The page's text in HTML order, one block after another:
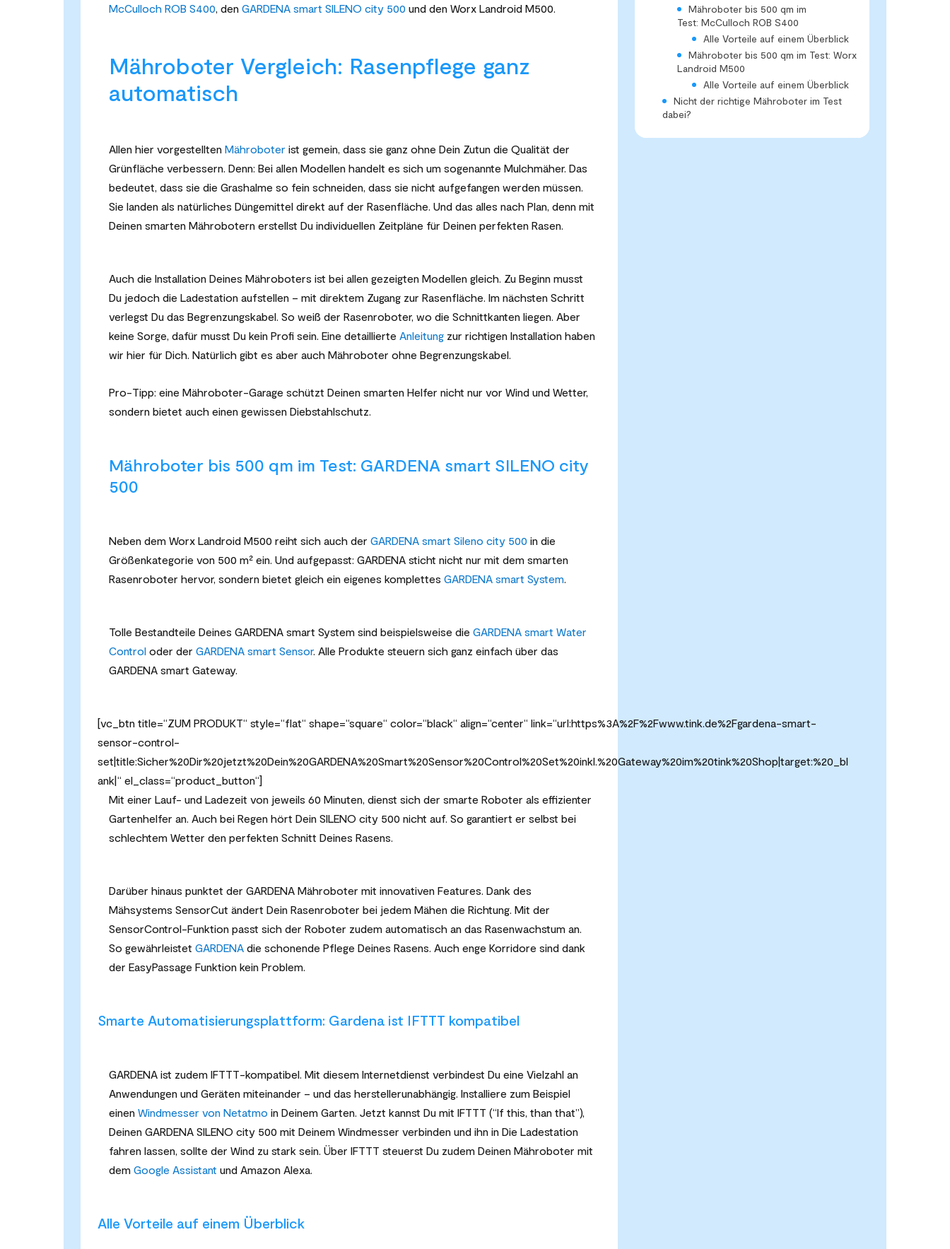
McCulloch ROB S400 , den GARDENA smart SILENO city 500 und den Worx Landroid M500.
Mähroboter Vergleich: Rasenpflege ganz
automatisch
Allen hier vorgestellten Mähroboter ist gemein, dass sie ganz ohne Dein Zutun die Qualität der
Grünfläche verbessern. Denn: Bei allen Modellen handelt es sich um sogenannte Mulchmäher. Das
bedeutet, dass sie die Grashalme so fein schneiden, dass sie nicht aufgefangen werden müssen.
Sie landen als natürliches Düngemittel direkt auf der Rasenfläche. Und das alles nach Plan, denn mit
Deinen smarten Mährobotern erstellst Du individuellen Zeitpläne für Deinen perfekten Rasen.
Auch die Installation Deines Mähroboters ist bei allen gezeigten Modellen gleich. Zu Beginn musst
Du jedoch die Ladestation aufstellen – mit direktem Zugang zur Rasenfläche. Im nächsten Schritt
verlegst Du das Begrenzungskabel. So weiß der Rasenroboter, wo die Schnittkanten liegen. Aber
keine Sorge, dafür musst Du kein Profi sein. Eine detaillierte Anleitung zur richtigen Installation haben
wir hier für Dich. Natürlich gibt es aber auch Mähroboter ohne Begrenzungskabel.
Pro-Tipp: eine Mähroboter-Garage schützt Deinen smarten Helfer nicht nur vor Wind und Wetter,
sondern bietet auch einen gewissen Diebstahlschutz.
Mähroboter bis 500 qm im Test: GARDENA smart SILENO city
500
Neben dem Worx Landroid M500 reiht sich auch der GARDENA smart Sileno city 500 in die
Größenkategorie von 500 m² ein. Und aufgepasst: GARDENA sticht nicht nur mit dem smarten
Rasenroboter hervor, sondern bietet gleich ein eigenes komplettes GARDENA smart System
Tolle Bestandteile Deines GARDENA smart System sind beispielsweise die GARDENA smart Water
Control oder der GARDENA smart Sensor. Alle Produkte steuern sich ganz einfach über das
GARDENA smart Gateway.
[vc_btn title=“ZUM PRODUKT“ style=“flat“ shape=“square“ color=“black“ align=“center“ link=“url:https%3A%2F%2Fwww.tink.de%2Fgardena-smart-
sensor-control-
set|title:Sicher%20Dir%20jetzt%20Dein%20GARDENA%20Smart%20Sensor%20Control%20Set%20inkl.%20Gateway%20im%20tink%20Shop|target:%20_bl
ank|“ el_class=“product_button“]
Mit einer Lauf- und Ladezeit von jeweils 60 Minuten, dienst sich der smarte Roboter als effizienter
Gartenhelfer an. Auch bei Regen hört Dein SILENO city 500 nicht auf. So garantiert er selbst bei
schlechtem Wetter den perfekten Schnitt Deines Rasens.
Darüber hinaus punktet der GARDENA Mähroboter mit innovativen Features. Dank des
Mähsystems SensorCut ändert Dein Rasenroboter bei jedem Mähen die Richtung. Mit der
SensorControl-Funktion passt sich der Roboter zudem automatisch an das Rasenwachstum an.
So gewährleistet GARDENA die schonende Pflege Deines Rasens. Auch enge Korridore sind dank
der EasyPassage Funktion kein Problem.
Smarte Automatisierungsplattform: Gardena ist IFTTT kompatibel
GARDENA ist zudem IFTTT-kompatibel. Mit diesem Internetdienst verbindest Du eine Vielzahl an
Anwendungen und Geräten miteinander – und das herstellerunabhängig. Installiere zum Beispiel
einen Windmesser von Netatmo in Deinem Garten. Jetzt kannst Du mit IFTTT (“If this, than that”),
Deinen GARDENA SILENO city 500 mit Deinem Windmesser verbinden und ihn in Die Ladestation
fahren lassen, sollte der Wind zu stark sein. Über IFTTT steuerst Du zudem Deinen Mähroboter mit
dem Google Assistant und Amazon Alexa.
Alle Vorteile auf einem Überblick
Mähroboter bis 500 qm im
Test: McCulloch ROB S400
Alle Vorteile auf einem Überblick
Mähroboter bis 500 qm im Test: Worx
Landroid M500
Alle Vorteile auf einem Überblick
Nicht der richtige Mähroboter im Test
dabei?